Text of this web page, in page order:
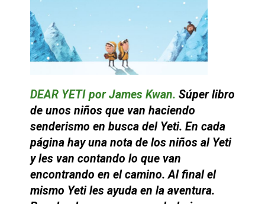
DEAR YETI por James Kwan. Súper libro
de unos niños que van haciendo
senderismo en busca del Yeti. En cada
página hay una nota de los niños al Yeti
y les van contando lo que van
encontrando en el camino. Al final el
mismo Yeti les ayuda en la aventura.